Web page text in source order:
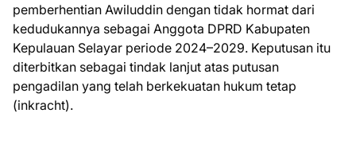
pemberhentian Awiluddin dengan tidak hormat dari
kedudukannya sebagai Anggota DPRD Kabupaten
Kepulauan Selayar periode 2024–2029. Keputusan itu
diterbitkan sebagai tindak lanjut atas putusan
pengadilan yang telah berkekuatan hukum tetap
(inkracht).